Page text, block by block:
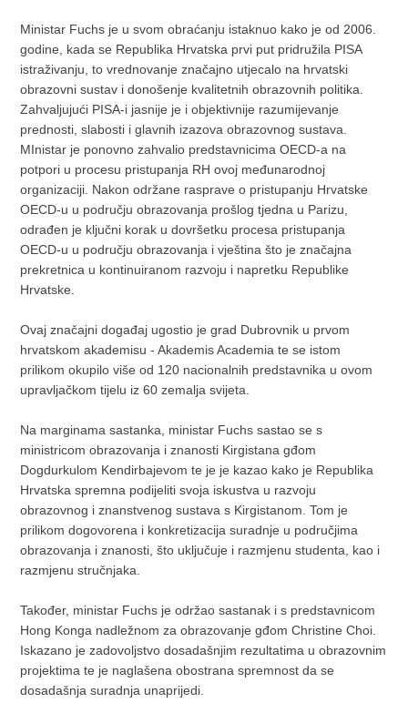
Ministar Fuchs je u svom obraćanju istaknuo kako je od 2006.
godine, kada se Republika Hrvatska prvi put pridružila PISA
istraživanju, to vrednovanje značajno utjecalo na hrvatski
obrazovni sustav i donošenje kvalitetnih obrazovnih politika.
Zahvaljujući PISA-i jasnije je i objektivnije razumijevanje
prednosti, slabosti i glavnih izazova obrazovnog sustava.
MInistar je ponovno zahvalio predstavnicima OECD-a na
potpori u procesu pristupanja RH ovoj međunarodnoj
organizaciji. Nakon održane rasprave o pristupanju Hrvatske
OECD-u u području obrazovanja prošlog tjedna u Parizu,
odrađen je ključni korak u dovršetku procesa pristupanja
OECD-u u području obrazovanja i vještina što je značajna
prekretnica u kontinuiranom razvoju i napretku Republike
Hrvatske.
Ovaj značajni događaj ugostio je grad Dubrovnik u prvom
hrvatskom akademisu - Akademis Academia te se istom
prilikom okupilo više od 120 nacionalnih predstavnika u ovom
upravljačkom tijelu iz 60 zemalja svijeta.
Na marginama sastanka, ministar Fuchs sastao se s
ministricom obrazovanja i znanosti Kirgistana gđom
Dogdurkulom Kendirbajevom te je je kazao kako je Republika
Hrvatska spremna podijeliti svoja iskustva u razvoju
obrazovnog i znanstvenog sustava s Kirgistanom. Tom je
prilikom dogovorena i konkretizacija suradnje u područjima
obrazovanja i znanosti, što uključuje i razmjenu studenta, kao i
razmjenu stručnjaka.
Također, ministar Fuchs je održao sastanak i s predstavnicom
Hong Konga nadležnom za obrazovanje gđom Christine Choi.
Iskazano je zadovoljstvo dosadašnjim rezultatima u obrazovnim
projektima te je naglašena obostrana spremnost da se
dosadašnja suradnja unaprijedi.